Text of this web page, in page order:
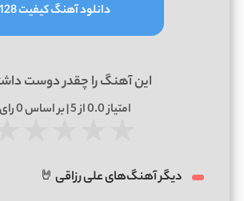
دانلود آهنگ کیفیت 128
این آهنگ را چقدر دوست
امتیاز0.0از 5 | بر اساس 0رای
دیگر آهنگ‌های علی رزاقی 🤘